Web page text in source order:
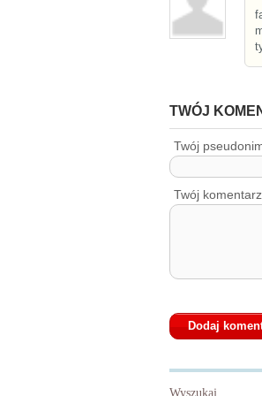
TWÓJ
Twój
Twój komentarz
Wyszukaj